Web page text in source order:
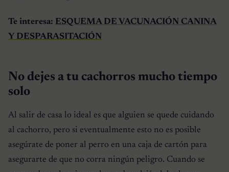
Te interesa: ESQUEMA DE VACUNACIÓN CANINA
Y DESPARASITACIÓN
No dejes a tu cachorros mucho tiempo
solo
Al salir de casa lo ideal es que alguien se quede cuidando
al cachorro, pero si eventualmente esto no es posible
asegúrate de poner al perro en una caja de cartón para
asegurarte de que no corra ningún peligro. Cuando se